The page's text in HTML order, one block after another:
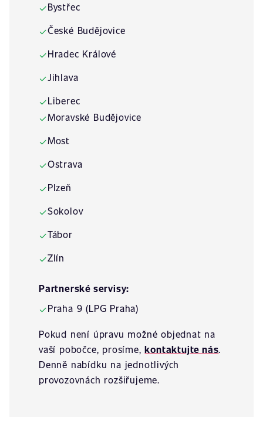
✓Bystřec
✓České Budějovice
✓Hradec Králové
✓Jihlava
✓Liberec
✓Moravské Budějovice
✓Most
✓Ostrava
✓Plzeň
✓Sokolov
✓Tábor
✓Zlín
Partnerské servisy:
✓Praha 9 (LPG Praha)
Pokud není úpravu možné objednat na
vaší pobočce, prosíme,kontaktujte nás.
Denně nabídku na jednotlivých
provozovnách rozšiřujeme.